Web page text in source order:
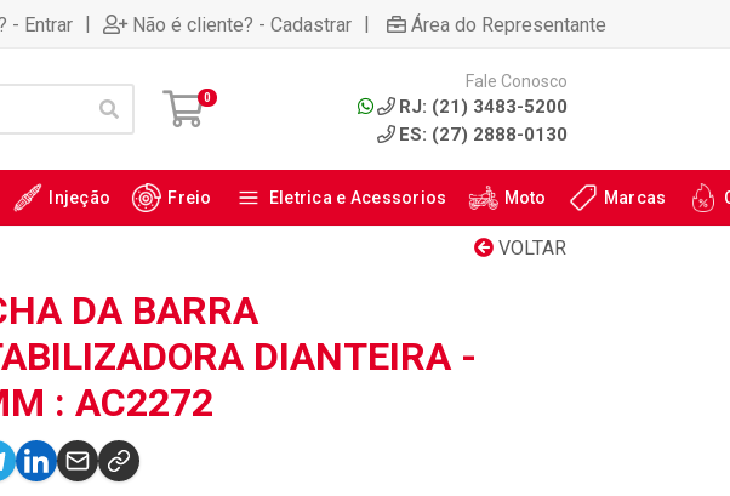
- Entrar | Não é cliente? - Cadastrar | Área do Representante
0
Fale Conosco
RJ: (21) 3483-5200
ES: (27) 2888-0130
Injeção Freio Eletrica e Acessorios Moto Marcas
VOLTAR
DA BARRA
DIANTEIRA -
: AC2272